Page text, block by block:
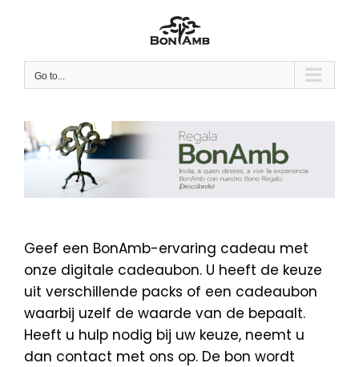
Go to...
Geef een BonAmb-ervaring cadeau met
onze digitale cadeaubon. U heeft de keuze
uit verschillende packs of een cadeaubon
waarbij uzelf de waarde van de bepaalt.
Heeft u hulp nodig bij uw keuze, neemt u
dan contact met ons op. De bon wordt